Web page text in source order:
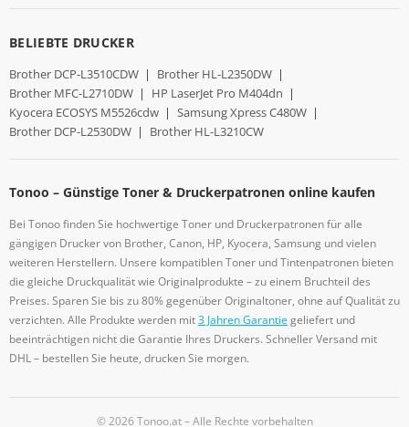
BELIEBTE DRUCKER
Brother DCP-L3510CDW | Brother HL-L2350DW |
Brother MFC-L2710DW | HP LaserJet Pro M404dn |
Kyocera ECOSYS M5526cdw | Samsung Xpress C480W |
Brother DCP-L2530DW | Brother HL-L3210CW
Tonoo – Günstige Toner & Druckerpatronen online kaufen
Bei Tonoo finden Sie hochwertige Toner und Druckerpatronen für alle
gängigen Drucker von Brother, Canon, HP, Kyocera, Samsung und vielen
weiteren Herstellern. Unsere kompatiblen Toner und Tintenpatronen bieten
die gleiche Druckqualität wie Originalprodukte – zu einem Bruchteil des
Preises. Sparen Sie bis zu 80% gegenüber Originaltoner, ohne auf Qualität zu
verzichten. Alle Produkte werden mit3 Jahren Garantiegeliefert und
beeinträchtigen nicht die Garantie Ihres Druckers. Schneller Versand mit
DHL – bestellen Sie heute, drucken Sie morgen.
© 2026 Tonoo.at – Alle Rechte vorbehalten